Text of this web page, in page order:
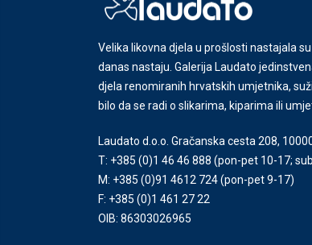
Velika likovna djela u prošlosti nastajala
danas nastaju. Galerija Laudato
djela renomiranih hrvatskih umjetnika,
bilo da se radi o slikarima, kiparima ili
Laudato d.o.o. Gračanska cesta 208,
T: +385 (0)1 46 46 888 (pon-pet 10-17;
M: +385 (0)91 4612 724(pon-pet 9-17)
F: +385 (0)1 461 27 22
OIB: 86303026965